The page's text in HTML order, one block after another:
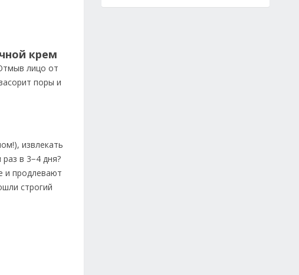
крем
лицо от
поры и
извлекать
в 3−4 дня?
и продлевают
строгий